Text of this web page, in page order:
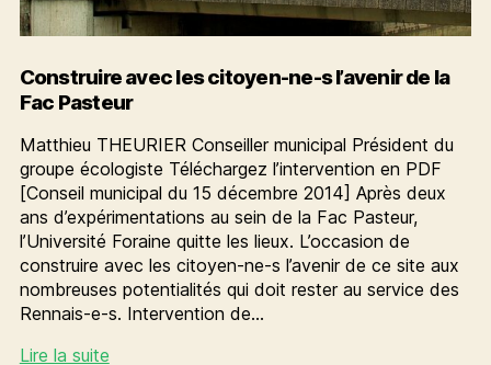
Construire avec les citoyen-ne-s l’avenir de la
Fac Pasteur
Matthieu THEURIER Conseiller municipal Président du
groupe écologiste Téléchargez l’intervention en PDF
[Conseil municipal du 15 décembre 2014] Après deux
ans d’expérimentations au sein de la Fac Pasteur,
l’Université Foraine quitte les lieux. L’occasion de
construire avec les citoyen-ne-s l’avenir de ce site aux
nombreuses potentialités qui doit rester au service des
Rennais-e-s. Intervention de…
Lire la suiteConstruire